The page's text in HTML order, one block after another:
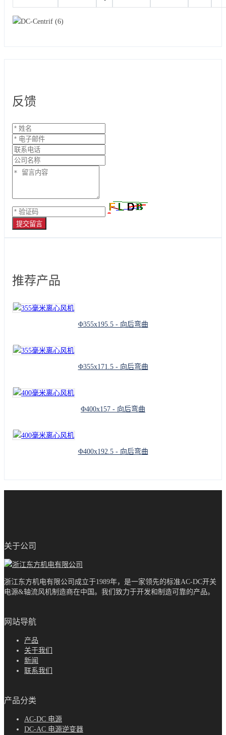
反馈
提交留言
推荐产品
Φ355x195.5 - 向后弯曲
Φ355x171.5 - 向后弯曲
Φ400x157 - 向后弯曲
Φ400x192.5 - 向后弯曲
关于公司
浙江东方机电有限公司成立于1989年，是一家领先的标准AC-DC开关
电源&轴流风机制造商在中国。我们致力于开发和制造可靠的产品。
网站导航
产品
关于我们
新闻
联系我们
产品分类
AC-DC 电源
DC-AC 电源逆变器